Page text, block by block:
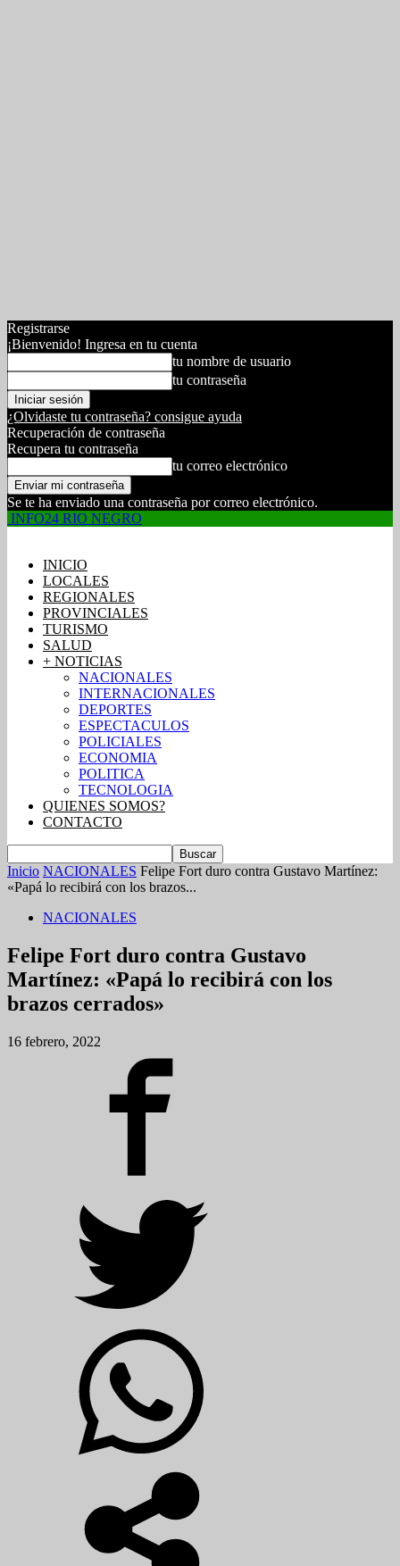
Registrarse
¡Bienvenido! Ingresa en tu cuenta
tu nombre de usuario
tu contraseña
¿Olvidaste tu contraseña? consigue ayuda
Recuperación de contraseña
Recupera tu contraseña
tu correo electrónico
Se te ha enviado una contraseña por correo electrónico.
INFO24 RIO NEGRO
INICIO
LOCALES
REGIONALES
PROVINCIALES
TURISMO
SALUD
+ NOTICIAS
NACIONALES
INTERNACIONALES
DEPORTES
ESPECTACULOS
POLICIALES
ECONOMIA
POLITICA
TECNOLOGIA
QUIENES SOMOS?
CONTACTO
Inicio NACIONALES Felipe Fort duro contra Gustavo Martínez:
«Papá lo recibirá con los brazos...
NACIONALES
Felipe Fort duro contra Gustavo
Martínez: «Papá lo recibirá con los
brazos cerrados»
16 febrero, 2022